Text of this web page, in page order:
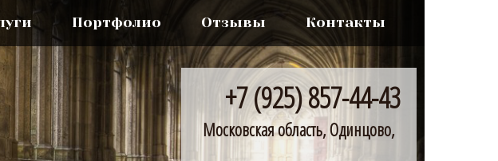
Портфолио Отзывы Контакты
+7 (925) 857-44-43
Московская область, Одинцово,